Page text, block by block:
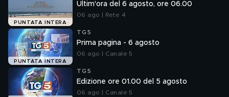
PUNTATA INTERA
Ultim'ora del 6 agosto, ore 06.00
06 ago | Rete 4
PUNTATA INTERA
TG5
Prima pagina - 6 agosto
06 ago | Canale 5
TG5
Edizione ore 01.00 del 5 agosto
06 ago | Canale 5